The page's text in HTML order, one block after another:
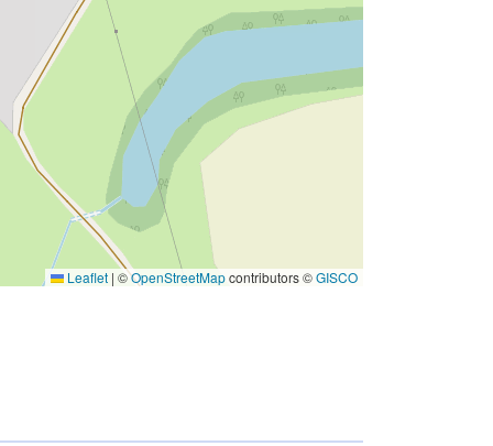
Leaflet | ©OpenStreetMapcontributors ©GISCO